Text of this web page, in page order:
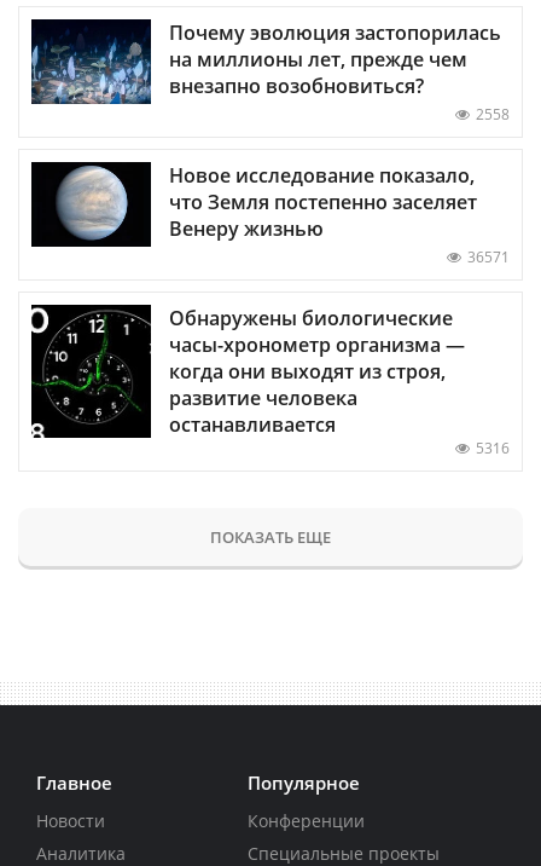
Почему эволюция застопорилась
на миллионы лет, прежде чем
внезапно возобновиться?
2558
Новое исследование показало,
что Земля постепенно заселяет
Венеру жизнью
36571
Обнаружены биологические
часы-хронометр организма —
когда они выходят из строя,
развитие человека
останавливается
5316
ПОКАЗАТЬ ЕЩЕ
Главное
Новости
Аналитика
Популярное
Конференции
Специальные проекты